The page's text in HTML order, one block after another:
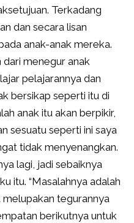
Terkadang
dan secara lisan
anak-anak mereka.
menegur anak
pelajarannya dan
bersikap seperti itu di
anak itu akan berpikir,
sesuatu seperti ini saya
tidak menyenangkan.
lagi, jadi sebaiknya
itu. “Masalahnya adalah
tegurannya
berikutnya untuk